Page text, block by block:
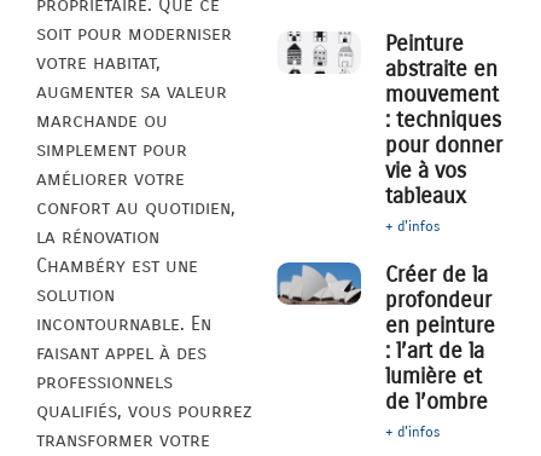
soit pour moderniser
votre habitat,
augmenter sa valeur
marchande ou
simplement pour
améliorer votre
confort au quotidien,
la rénovation
Chambéry est une
solution
incontournable. En
faisant appel à des
professionnels
qualifiés, vous pourrez
transformer votre
Peinture
abstraite en
mouvement
: techniques
pour donner
vie à vos
tableaux
+ d'infos
Créer de la
profondeur
en peinture
: l’art de la
lumière et
de l’ombre
+ d'infos